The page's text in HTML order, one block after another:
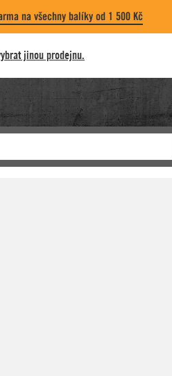
na všechny balíky od 1 500 Kč
jinou prodejnu.